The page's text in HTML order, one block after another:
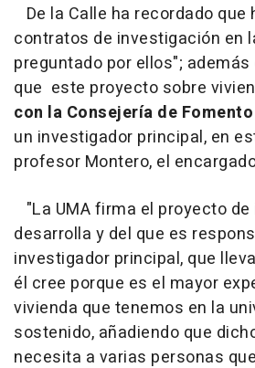
De la Calle ha recordado que
contratos de investigación en
preguntado por ellos";
que este proyecto sobre
con la Consejería de
un investigador principal, en
profesor Montero, el
"La UMA firma el proyecto
desarrolla y del que es
investigador principal, que
él cree porque es el mayor
vivienda que tenemos en la
sostenido, añadiendo que
necesita a varias personas